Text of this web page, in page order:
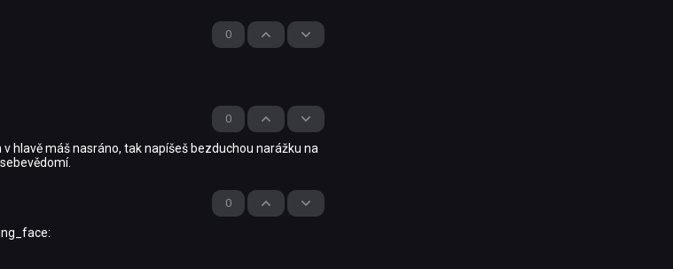
0
0
hlavě máš nasráno, tak napíšeš bezduchou narážku na
0